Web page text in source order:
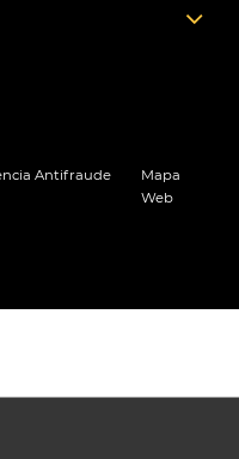
Antifraude
Mapa
Web